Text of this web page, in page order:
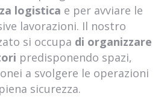
completo
parziale
italia
europa
logistica e per avviare le
lavorazioni. Il nostro
si occupa di organizzare
predisponendo spazi,
a svolgere le operazioni
sicurezza.